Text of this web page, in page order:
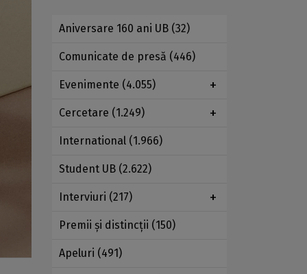
Aniversare 160 ani UB (32)
Comunicate de presă (446)
Evenimente (4.055)
Cercetare (1.249)
International (1.966)
Student UB (2.622)
Interviuri (217)
Premii şi distincţii (150)
Apeluri (491)